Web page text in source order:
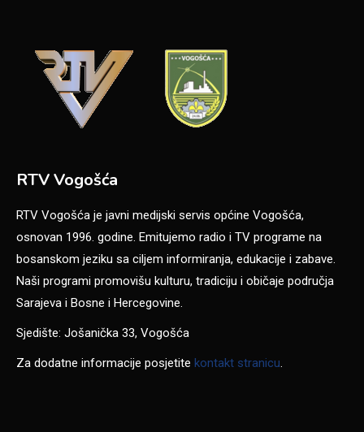
RTV Vogošća
RTV Vogošća je javni medijski servis općine Vogošća,
osnovan 1996. godine. Emitujemo radio i TV programe na
bosanskom jeziku sa ciljem informiranja, edukacije i zabave.
Naši programi promovišu kulturu, tradiciju i običaje područja
Sarajeva i Bosne i Hercegovine.
Sjedište: Jošanička 33, Vogošća
Za dodatne informacije posjetite kontakt stranicu